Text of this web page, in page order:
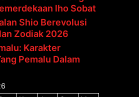
lho Sobat
Shio Berevolusi
Zodiak 2026
Karakter
Pemalu Dalam